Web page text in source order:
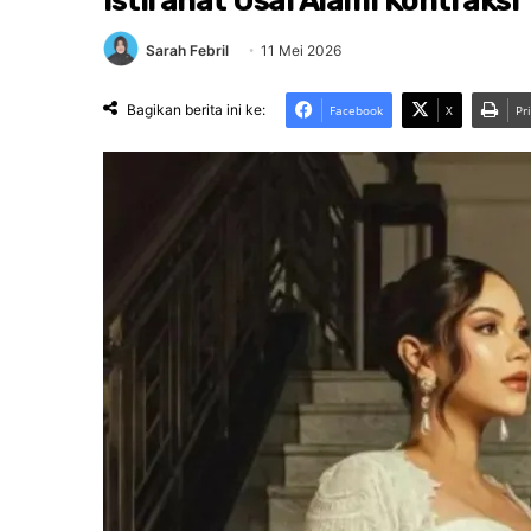
Sarah Febril 11 Mei 2026
Bagikan berita ini ke: Facebook X